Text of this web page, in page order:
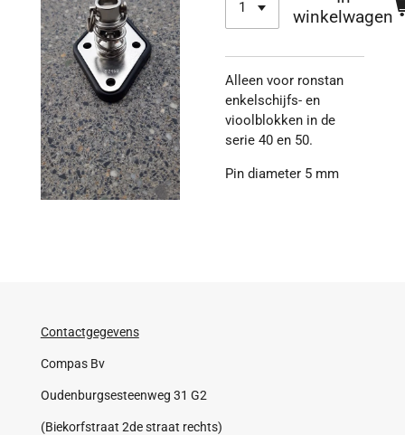
winkelwagen
Alleen voor ronstan
enkelschijfs- en
vioolblokken in de
serie 40 en 50.
Pin diameter 5 mm
Contactgegevens
Compas Bv
Oudenburgsesteenweg 31 G2
(Biekorfstraat 2de straat rechts)